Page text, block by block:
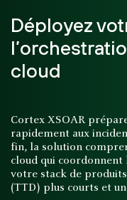
Déployez
cloud
Cortex XSOAR
rapidement aux
fin, la solution
cloud qui coordonnent
votre stack de
(TTD) plus courts et